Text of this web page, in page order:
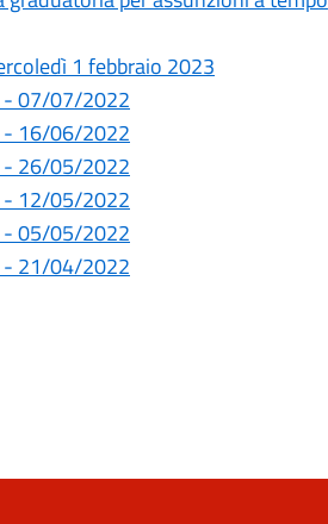
1 febbraio 2023
- 07/07/2022
- 16/06/2022
- 26/05/2022
- 12/05/2022
- 05/05/2022
- 21/04/2022